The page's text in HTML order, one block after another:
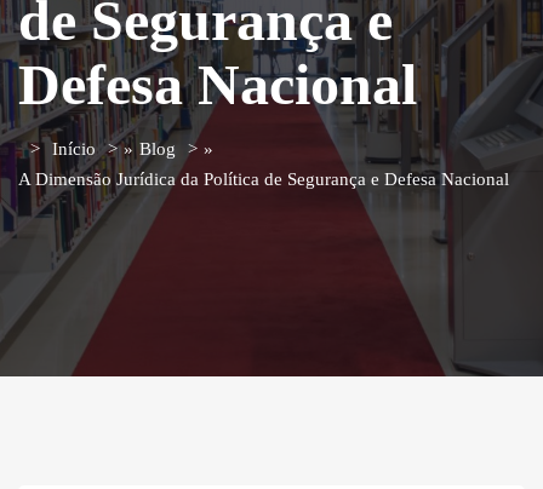
de Segurança e
Defesa Nacional
Início » Blog
»
A Dimensão Jurídica da Política de Segurança e Defesa Nacional